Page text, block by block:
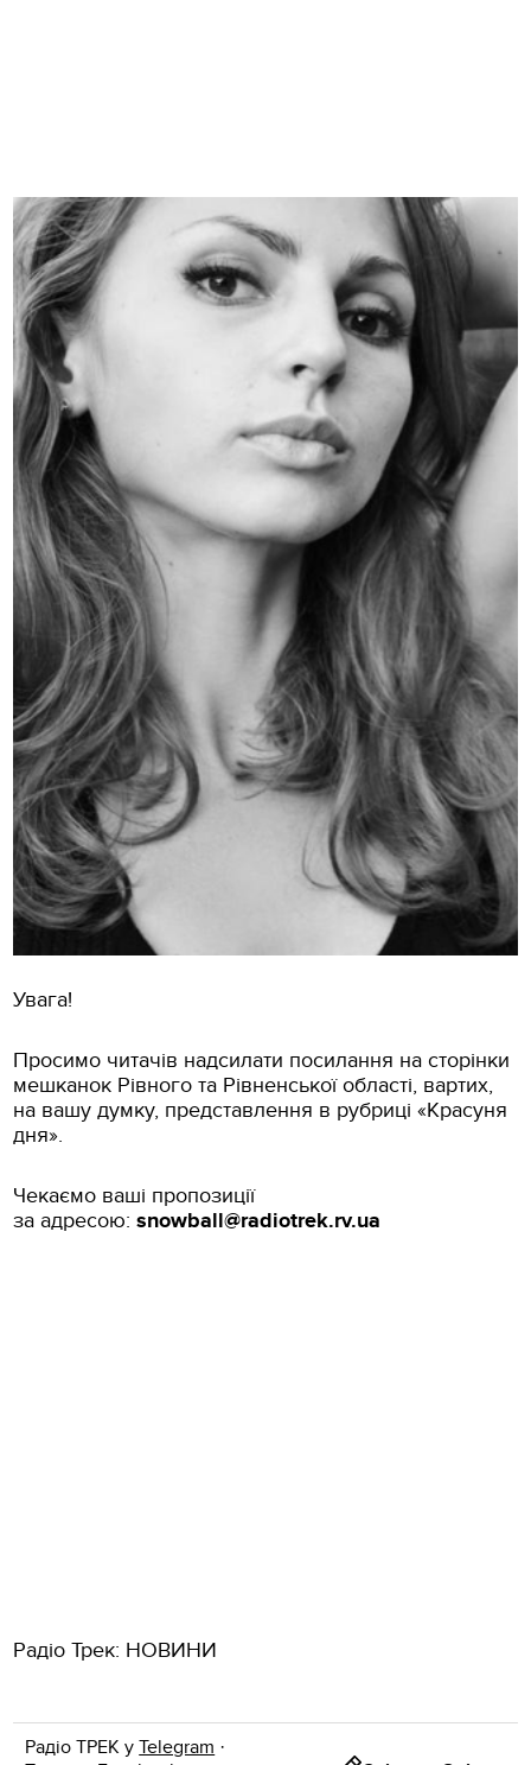
Увага!
Просимо читачів надсилати посилання на сторінки
мешканок Рівного та Рівненської області, вартих,
на вашу думку, представлення в рубриці «Красуня
дня».
Чекаємо ваші пропозиції
за адресою:snowball@radiotrek.rv.ua
Радіо Трек: НОВИНИ
Радіо ТРЕК уTelegram ·